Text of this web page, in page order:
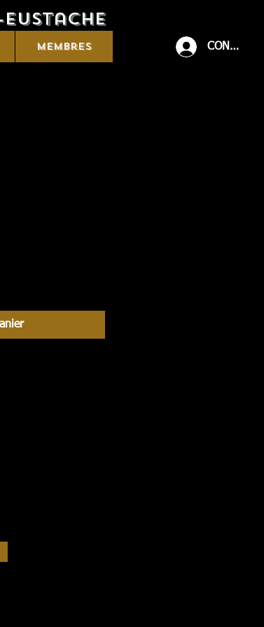
Membres